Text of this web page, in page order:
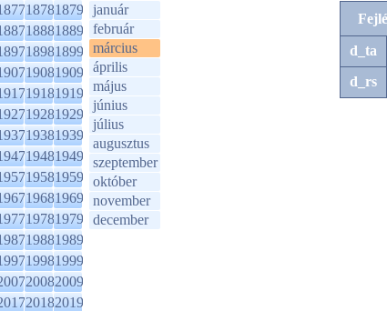
18781879
18881889
18981899
19081909
19181919
19281929
19381939
19481949
19581959
19681969
19781979
19881989
19981999
20082009
20182019
január
február
március
április
május
június
július
augusztus
szeptember
október
november
december
d_ta
d_rs